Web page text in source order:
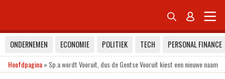
 
ONDERNEMEN ECONOMIE POLITIEK TECH
PERSONAL FINANCE
Hoofdpagina» Sp.a wordt Vooruit, dus de Gentse Vooruit kiest een nieuwe naam